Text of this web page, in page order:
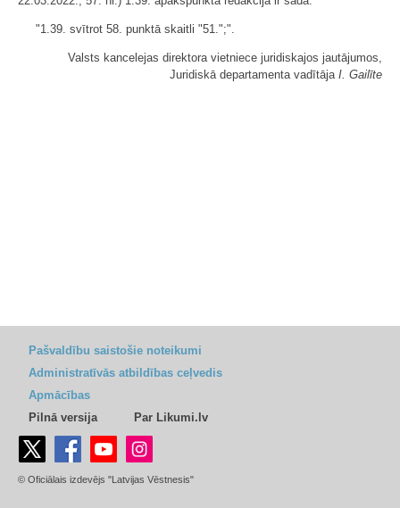
"1.39. svītrot 58. punktā skaitli "51.";".
Valsts kancelejas direktora vietniece juridiskajos jautājumos,
Juridiskā departamenta vadītāja I. Gailīte
Pašvaldību saistošie noteikumi
Administratīvās atbildības ceļvedis
Apmācības
Pilnā versija
Par Likumi.lv
© Oficiālais izdevējs "Latvijas Vēstnesis"